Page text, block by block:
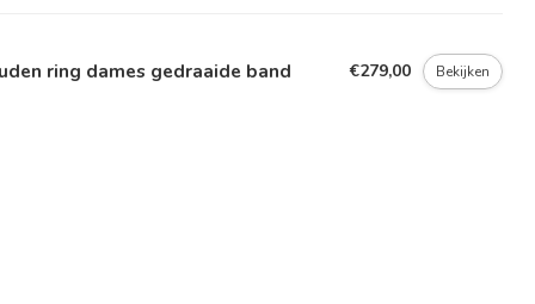
ring dames gedraaide band €279,00 Bekijken